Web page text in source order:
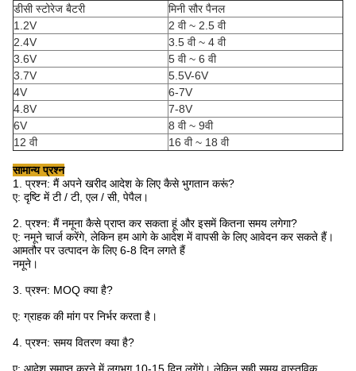
डीसी स्टोरेज बैटरी
मिनी सौर पैनल
1.2V
2 वी ~ 2.5 वी
2.4V
3.5 वी ~ 4 वी
3.6V
5 वी ~ 6 वी
3.7V
5.5V-6V
4V
6-7V
4.8V
7-8V
6V
8 वी ~ 9वी
12 वी
16 वी ~ 18 वी
सामान्य प्रश्न
1. प्रश्न: मैं अपने खरीद आदेश के लिए कैसे भुगतान करूं?
ए: दृष्टि में टी / टी, एल / सी, पेपैल।
2. प्रश्न: मैं नमूना कैसे प्राप्त कर सकता हूं और इसमें कितना समय लगेगा?
ए: नमूने चार्ज करेंगे, लेकिन हम आगे के आदेश में वापसी के लिए आवेदन कर सकते हैं।
आमतौर पर उत्पादन के लिए 6-8 दिन लगते हैं
नमूने।
3. प्रश्न: MOQ क्या है?
ए: ग्राहक की मांग पर निर्भर करता है।
4. प्रश्न: समय वितरण क्या है?